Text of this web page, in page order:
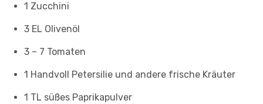
1 Zucchini
3 EL Olivenöl
3 – 7 Tomaten
1 Handvoll Petersilie und andere frische Kräuter
1 TL süßes Paprikapulver